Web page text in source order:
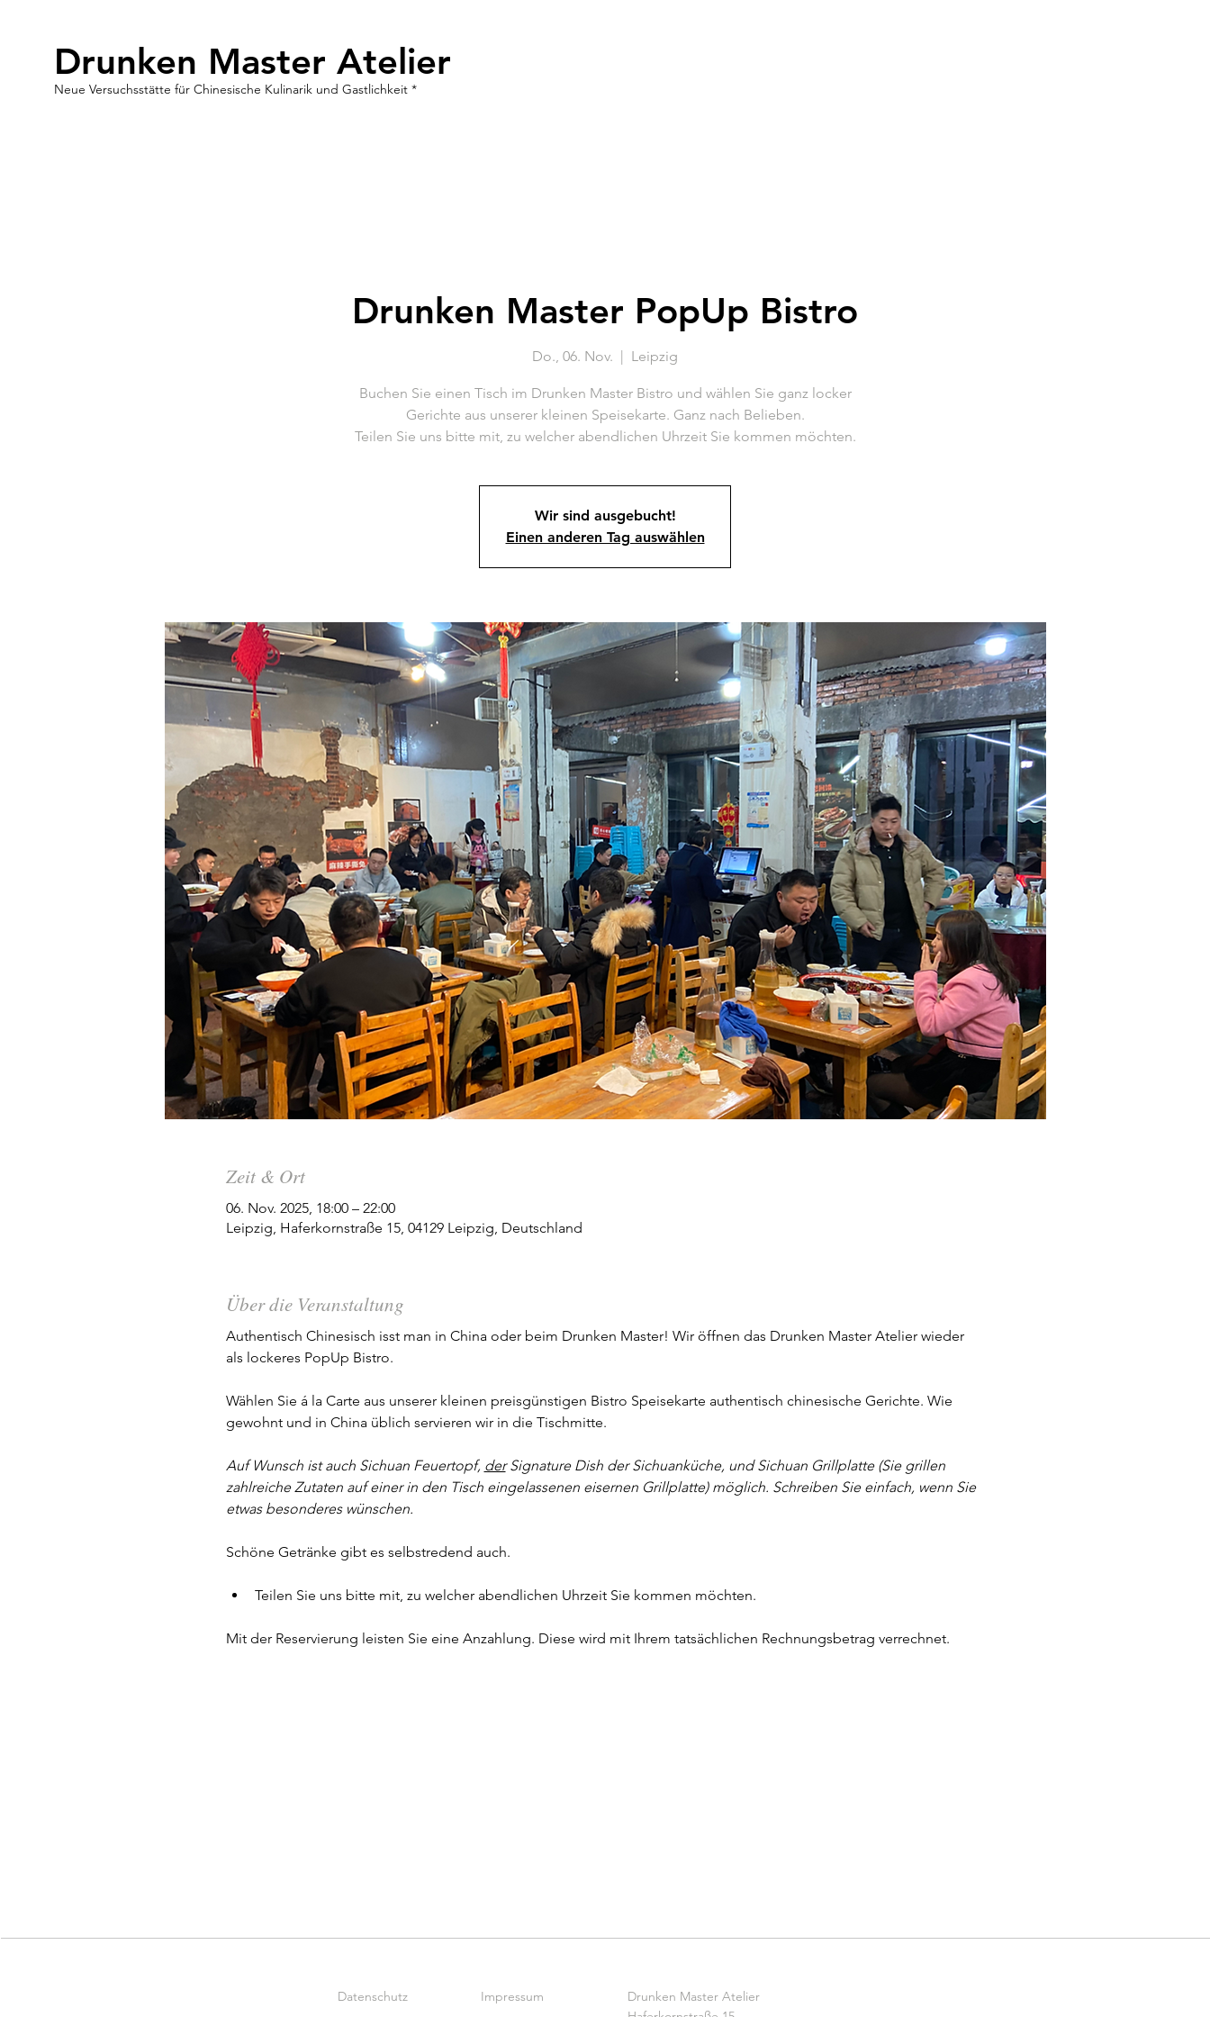
Drunken Master Atelier
Neue Versuchsstätte für Chinesische Kulinarik und Gastlichkeit *
Drunken Master PopUp Bistro
Do., 06. Nov.
  |
Leipzig
Buchen Sie einen Tisch im Drunken Master Bistro und wählen Sie ganz locker
Gerichte aus unserer kleinen Speisekarte. Ganz nach Belieben.
Wir sind ausgebucht!
Einen anderen Tag auswählen
Zeit & Ort
06. Nov. 2025, 18:00 – 22:00
Leipzig, Haferkornstraße 15, 04129 Leipzig, Deutschland
Über die Veranstaltung
Authentisch Chinesisch isst man in China oder beim Drunken Master! Wir öffnen das Drunken Master Atelier wieder
als lockeres PopUp Bistro.
Wählen Sie á la Carte aus unserer kleinen preisgünstigen Bistro Speisekarte authentisch chinesische Gerichte. Wie
gewohnt und in China üblich servieren wir in die Tischmitte.
Auf Wunsch ist auch Sichuan Feuertopf, der Signature Dish der Sichuanküche, und Sichuan Grillplatte (Sie grillen
zahlreiche Zutaten auf einer in den Tisch eingelassenen eisernen Grillplatte) möglich. Schreiben Sie einfach, wenn Sie
etwas besonderes wünschen.
Schöne Getränke gibt es selbstredend auch.
Teilen Sie uns bitte mit, zu welcher abendlichen Uhrzeit Sie kommen möchten.
Mit der Reservierung leisten Sie eine Anzahlung. Diese wird mit Ihrem tatsächlichen Rechnungsbetrag verrechnet.
Datenschutz Impressum
Drunken Master Atelier